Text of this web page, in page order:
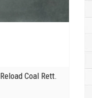
Reload Coal Rett.